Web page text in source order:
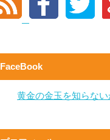
FaceBook
黄金の金玉を知らない